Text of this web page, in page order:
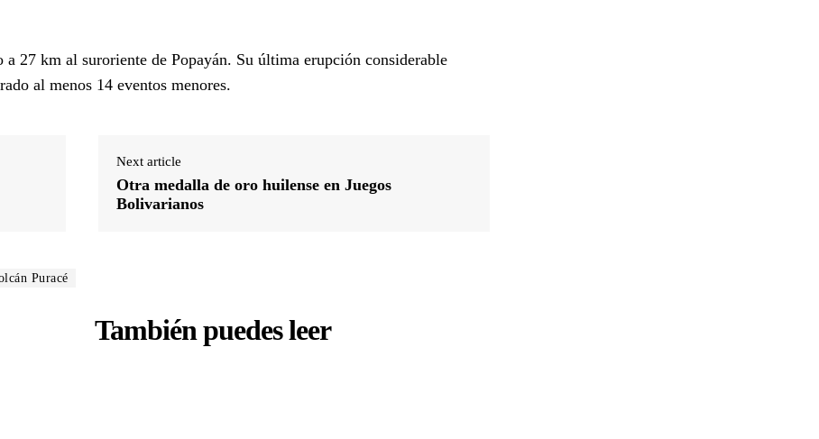
a 27 km al suroriente de Popayán. Su última erupción considerable
al menos 14 eventos menores.
Next article
Otra medalla de oro huilense en Juegos
Bolivarianos
Puracé
También puedes leer